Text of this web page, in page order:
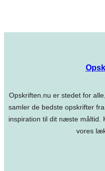
Opskriften.nu er stedet for
samler de bedste opskrifter
inspiration til dit næste måltid.
vores